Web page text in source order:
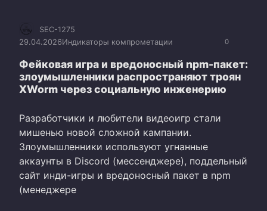
0
SEC-1275
29.04.2026Индикаторы компрометации
Фейковая игра и вредоносный npm-пакет:
злоумышленники распространяют троян
XWorm через социальную инженерию
Разработчики и любители видеоигр стали
мишенью новой сложной кампании.
Злоумышленники используют угнанные
аккаунты в Discord (мессенджере), поддельный
сайт инди-игры и вредоносный пакет в npm
(менеджере